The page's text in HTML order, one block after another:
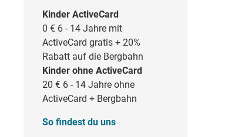
Kinder ActiveCard
0 € 6 - 14 Jahre mit
ActiveCard gratis + 20%
Rabatt auf die Bergbahn
Kinder ohne ActiveCard
20 € 6 - 14 Jahre ohne
ActiveCard + Bergbahn
So findest du uns